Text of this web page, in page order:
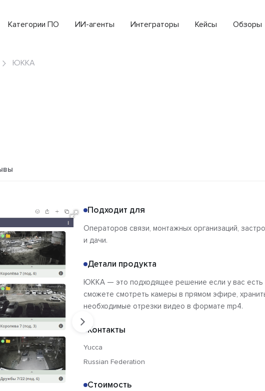
Категории ПО ИИ-агенты Интеграторы Кейсы Обзоры
ЮККА
Подходит для
Операторов связи, монтажных организаций,
и дачи.
Детали продукта
ЮККА — это подходящее решение если у вас
сможете смотреть камеры в прямом эфире,
необходимые отрезки видео в формате mp4.
Контакты
Yucca
Russian Federation
Стоимость